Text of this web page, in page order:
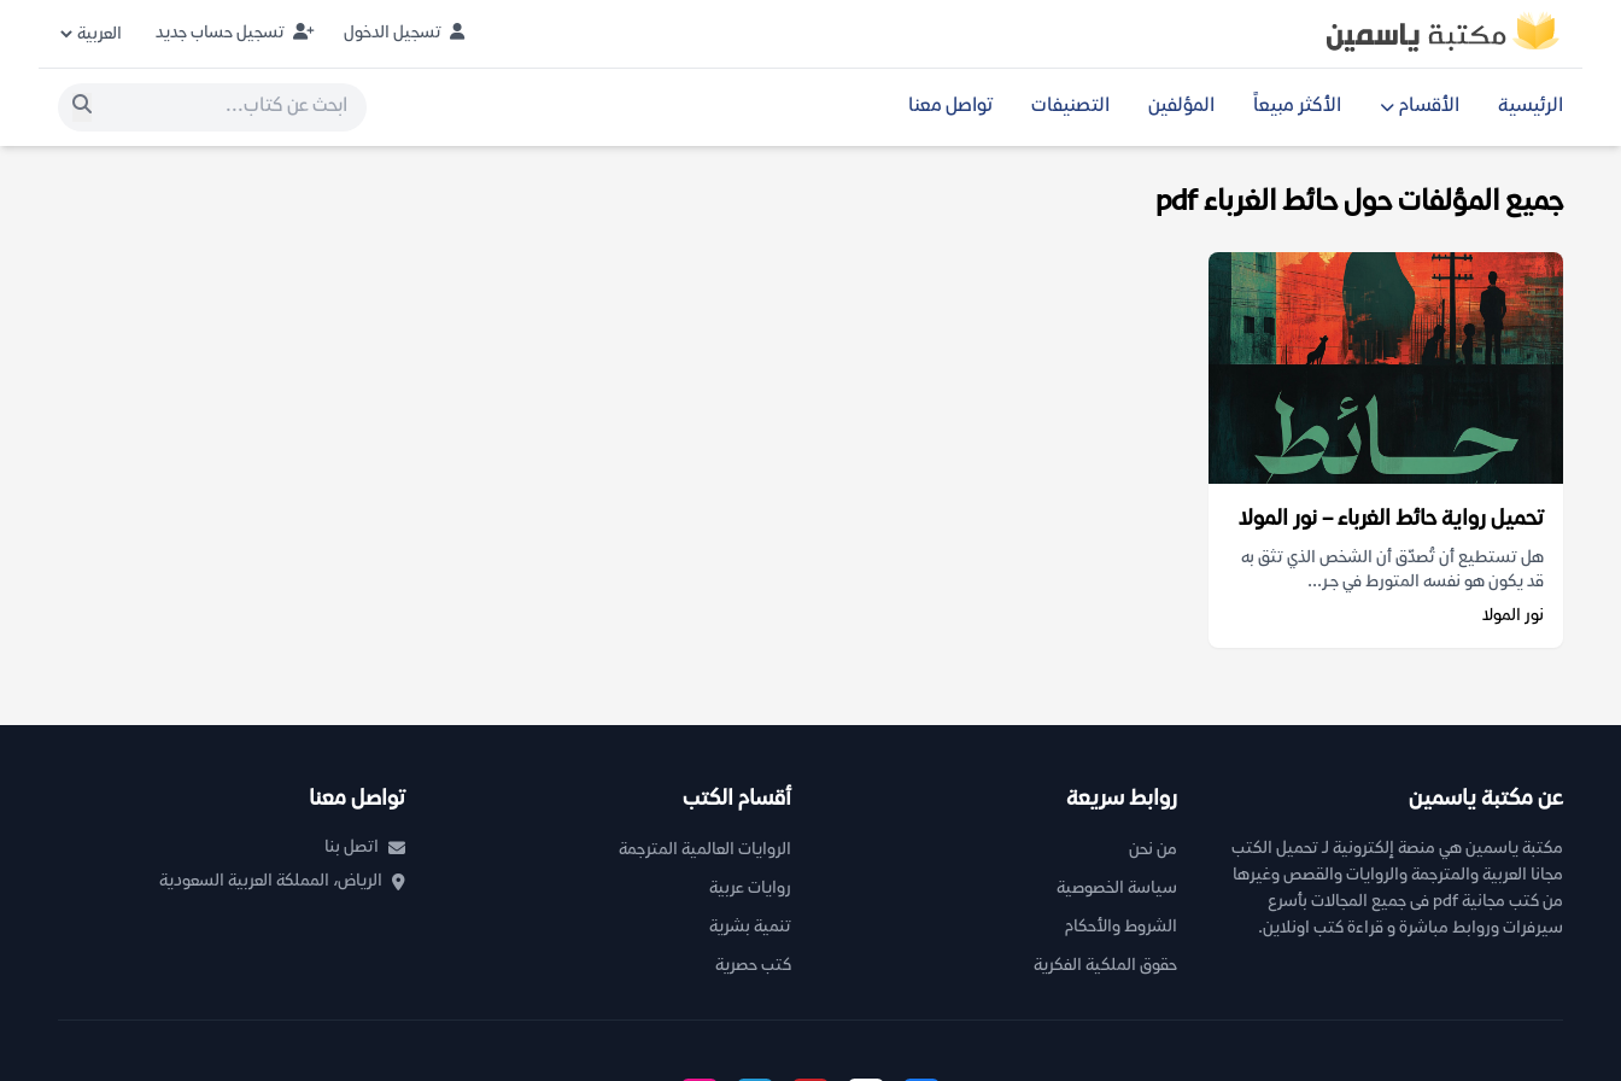
تسجيل الدخول تسجيل حساب جديد
الرئيسية الأقسام الأكثر مبيعاً المؤلفين التصنيفات تواصل معنا
جميع المؤلفات حول حائط الغرباء pdf
تحميل رواية حائط الغرباء – نور المولا
هل تستطيع أن تُصدّق أن الشخص الذي تثق به
قد يكون هو نفسه المتورط في جـر...
نور المولا
عن مكتبة ياسمين
مكتبة ياسمين هي منصة إلكترونية لـ تحميل الكتب
مجانا العربية والمترجمة والروايات والقصص وغيرها
من كتب مجانية pdf فى جميع المجالات بأسرع
سيرفرات وروابط مباشرة و قراءة كتب اونلاين.
روابط سريعة
من نحن
سياسة الخصوصية
الشروط والأحكام
حقوق الملكية الفكرية
أقسام الكتب
الروايات العالمية المترجمة
روايات عربية
تنمية بشرية
كتب حصرية
تواصل معنا
اتصل بنا
الرياض، المملكة العربية السعودية